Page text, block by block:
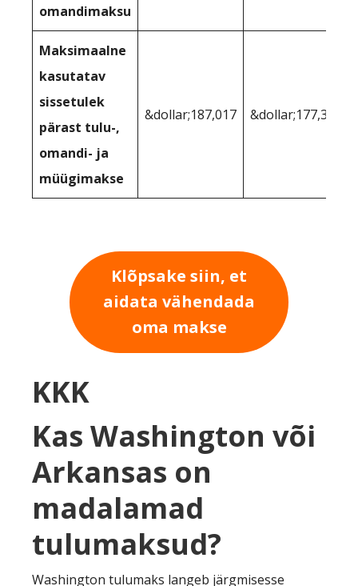
omandimaksu
Maksimaalne
kasutatav
sissetulek
pärast tulu-,
omandi- ja
müügimakse
&dollar;187,017 &dollar;177,395
Klõpsake siin, et
aidata vähendada
oma makse
KKK
Kas Washington või
Arkansas on
madalamad
tulumaksud?
Washington tulumaks langeb järgmisesse